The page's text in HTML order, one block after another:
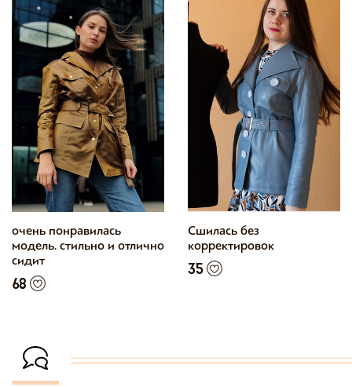
очень понравилась
модель. стильно и отлично
сидит
68
Сшилась без
корректировок
35